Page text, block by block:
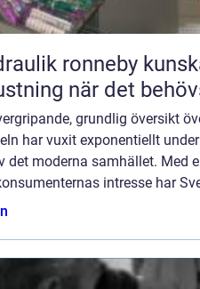
ronneby kunskap, service och rätt
när det
grundlig översikt
har vuxit exponentiellt
det moderna samhället. Med
intresse har